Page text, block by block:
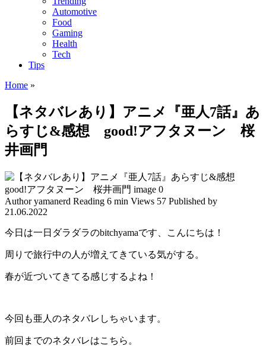
Automotive
Food
Gaming
Health
Tech
Tips
Home »
【ネタバレあり】アニメ『亜人7話』あ
らすじ&感想 good!アフタヌーン 桜
井画門
Author yamanerd Reading 6 min Views 57 Published by
21.06.2022
今日は一日ダラダラのbitchyamaです、こんにちは！
周りで旅行中の人が増えてきている気がする。
春が近づいてきてる感じするよね！
今回も亜人のネタバレしちゃいます。
前回までのネタバレはこちら。